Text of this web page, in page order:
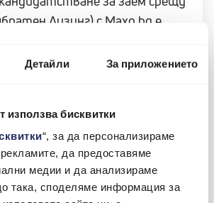
Детайли За приложението
използва бисквитки
“, за да персонализираме
да предоставяме
медии и да анализираме
така, споделяме информация за
Лизинг) с Maxo.bg е
заявка, експерт на
дружество ще се свърже с
за одобрението и